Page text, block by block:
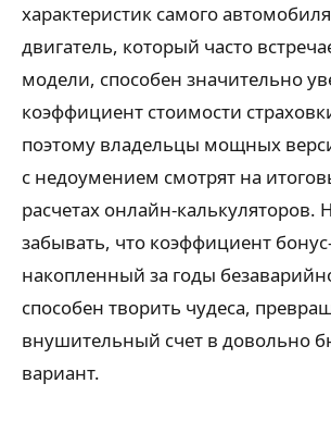
характеристик самого
двигатель, который часто
модели, способен значительно
коэффициент стоимости
поэтому владельцы мощных
с недоумением смотрят на
расчетах онлайн-калькуляторов.
забывать, что коэффициент
накопленный за годы
способен творить чудеса,
внушительный счет в довольно
вариант.